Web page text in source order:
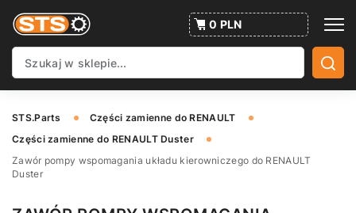
0 PLN
STS.Parts
Części zamienne do RENAULT
Części zamienne do RENAULT Duster
Zawór pompy wspomagania układu kierowniczego do RENAULT
Duster